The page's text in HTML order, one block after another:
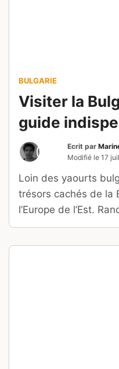
BULGARIE
Visiter la
guide
Ecrit par
Modifié le 17
Loin des yaourts
trésors cachés de la
l’Europe de l’Est.
patrimoine religieux